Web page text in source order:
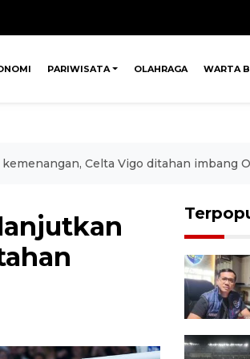
PARIWISATA OLAHRAGA WARTA
Celta Vigo ditahan imbang